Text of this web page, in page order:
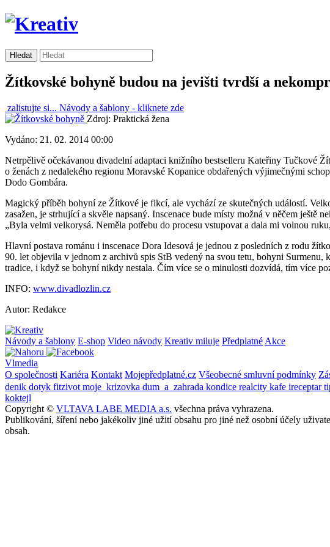
Žítkovské bohyně budou na jevišti tvrdší a
zalistujte si... Návody a šablony - kliknete zde
Zdroj: Praktická žena
Vydáno: 21. 02. 2014 00:00
Netrpělivě očekávanou divadelní adaptaci knižního bestselleru Kateřiny Tučkové
o ženách z nedalekého regionu Moravské Kopanice obdařených výjimečnými
Dodo Gombára.
Magický příběh bohyní ze Žítkové je fikcí, ale vychází ze skutečných událostí.
zasažen, je strhující a skvěle napsaný. Inscenace bude místy možná v něčem
„Byla velmi velkorysá. Neměla potřebu do procesu vstupovat a dala mi volnou
Hlavní postava románu i inscenace Dora Idesová je jednou z posledních z rodu
90. let objevila v jednom z archivů spis StB vedený na svou tetu, bohyni
tradice, i když se bohyní nikdy nestala. Čím více se o minulosti dozvídá, tím více
INFO: www.divadlozlin.cz
Autor: Redakce
Návody a šablony E-shop Video návody Kreativ miluje Předplatné Akce
Vlmedia
O společnosti Kariéra Kontakt Mojepředplatné.cz Všeobecné smluvní podmínky
denik dotyk fitzivot moje_krizovka dum_a_zahrada kondice realcity kafe ireceptar
koktejl
Copyright © VLTAVA LABE MEDIA a.s. všechna práva vyhrazena.
Publikování, šíření nebo jakékoliv jiné užití obsahu pro jiné než osobní účely
obsah.